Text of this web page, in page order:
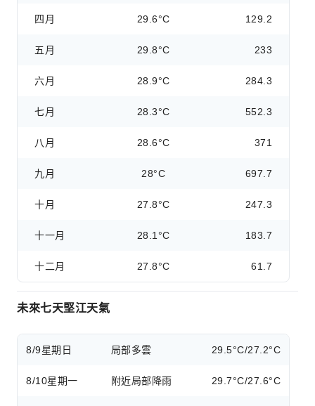
四月 29.6°C 129.2
五月 29.8°C 233
六月 28.9°C 284.3
七月 28.3°C 552.3
八月 28.6°C 371
九月 28°C 697.7
十月 27.8°C 247.3
十一月 28.1°C 183.7
十二月 27.8°C 61.7
未來七天堅江天氣
8/9星期日 局部多雲 29.5°C/27.2°C
8/10星期一 附近局部降雨 29.7°C/27.6°C